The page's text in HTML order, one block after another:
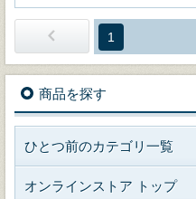
1
商品を探す
ひとつ前のカテゴリ一覧
オンラインストア トップ